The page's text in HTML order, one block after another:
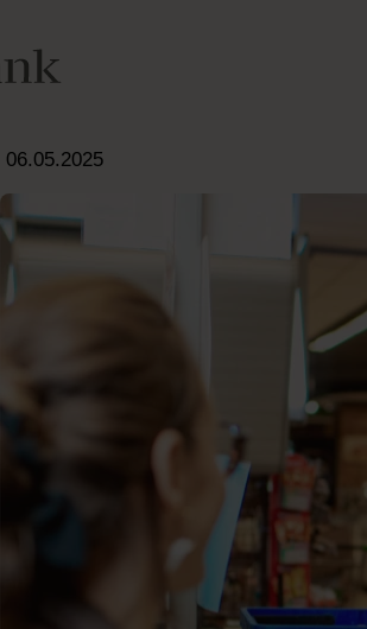
06.05.2025